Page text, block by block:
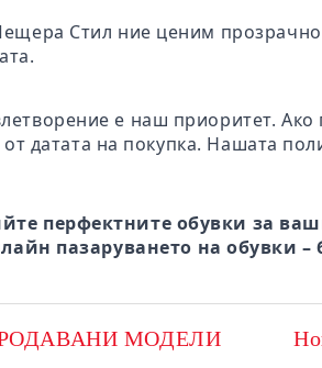
Стил ние ценим
е наш приоритет.
датата на покупка. Нашата
перфектните обувки за
пазаруването на обувки –
МОДЕЛИ